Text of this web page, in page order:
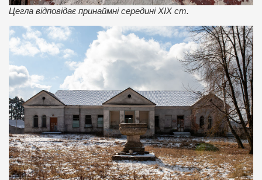
Цегла відповідає принаймні середині ХІХ ст.